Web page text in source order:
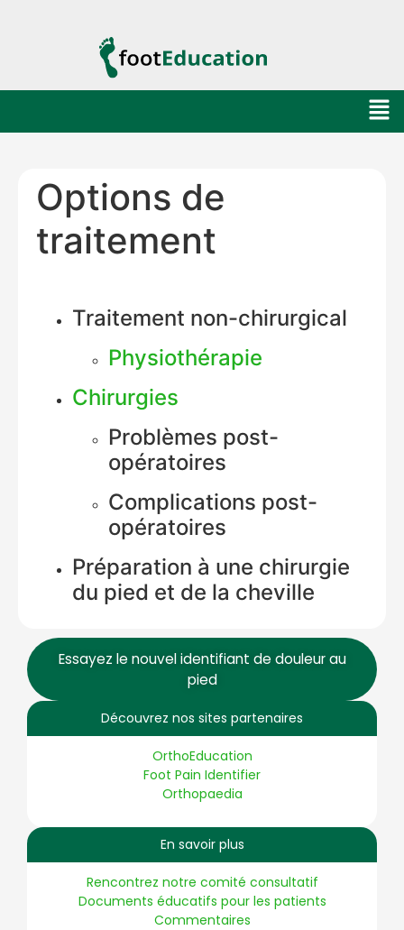
Essayez le nouvel identifiant de douleur au
pied
Découvrez nos sites partenaires
OrthoEducation
Foot Pain Identifier
Orthopaedia
En savoir plus
Rencontrez notre comité consultatif
Documents éducatifs pour les patients
Commentaires
Options de
traitement
Traitement non-chirurgical
Physiothérapie
Chirurgies
Problèmes post-
opératoires
Complications post-
opératoires
Préparation à une chirurgie
du pied et de la cheville
Hello! How can I assist you today?